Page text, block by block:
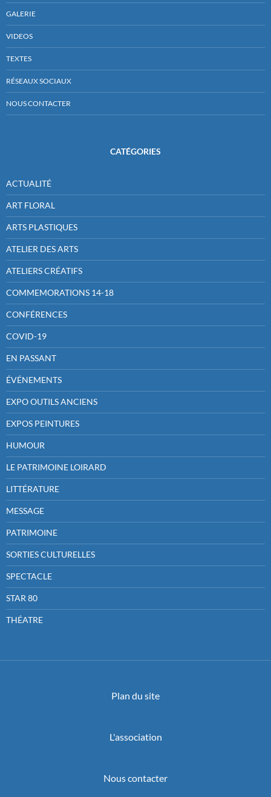
GALERIE
VIDEOS
TEXTES
RÉSEAUX SOCIAUX
NOUS CONTACTER
CATÉGORIES
ACTUALITÉ
ART FLORAL
ARTS PLASTIQUES
ATELIER DES ARTS
ATELIERS CRÉATIFS
COMMEMORATIONS 14-18
CONFÉRENCES
COVID-19
EN PASSANT
ÉVÉNEMENTS
EXPO OUTILS ANCIENS
EXPOS PEINTURES
HUMOUR
LE PATRIMOINE LOIRARD
LITTÉRATURE
MESSAGE
PATRIMOINE
SORTIES CULTURELLES
SPECTACLE
STAR 80
THÉATRE
Plan du site
L'association
Nous contacter